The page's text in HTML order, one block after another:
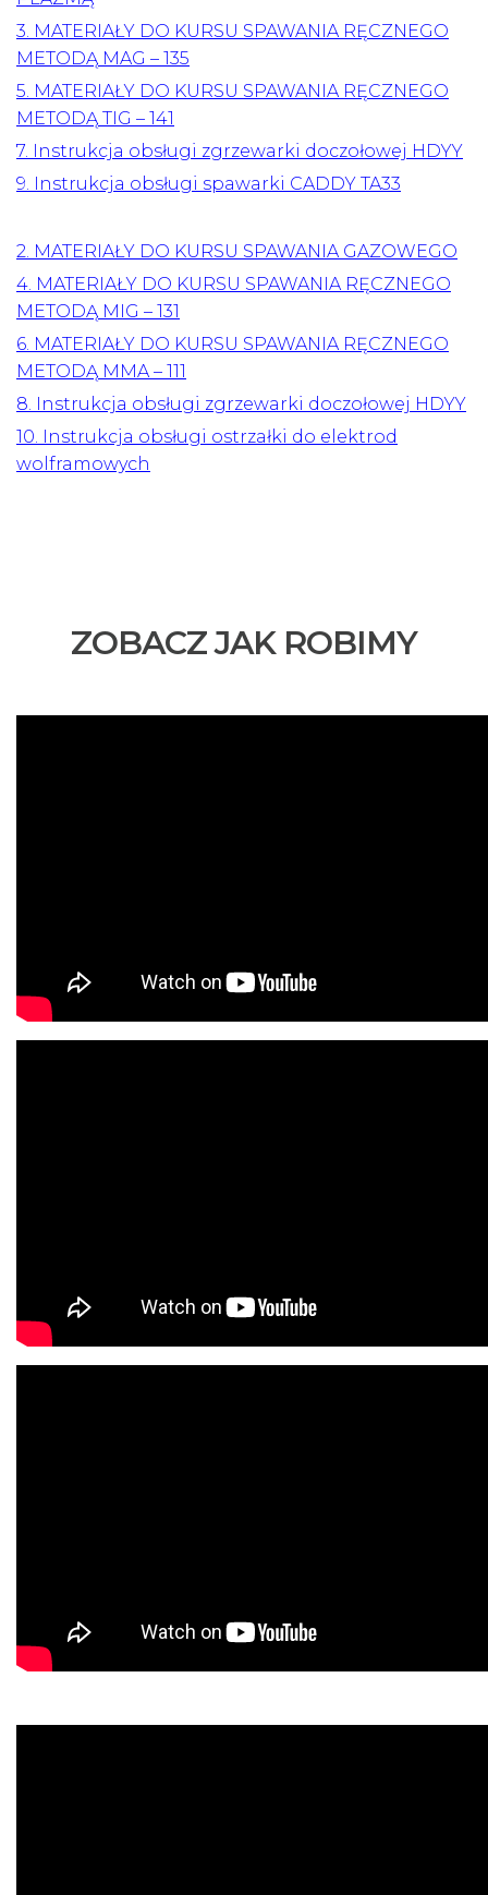
3. MATERIAŁY DO KURSU SPAWANIA RĘCZNEGO
METODĄ MAG – 135
5. MATERIAŁY DO KURSU SPAWANIA RĘCZNEGO
METODĄ TIG – 141
7. Instrukcja obsługi zgrzewarki doczołowej HDYY
9. Instrukcja obsługi spawarki CADDY TA33
2. MATERIAŁY DO KURSU SPAWANIA GAZOWEGO
4. MATERIAŁY DO KURSU SPAWANIA RĘCZNEGO
METODĄ MIG – 131
6. MATERIAŁY DO KURSU SPAWANIA RĘCZNEGO
METODĄ MMA – 111
8. Instrukcja obsługi zgrzewarki doczołowej HDYY
10. Instrukcja obsługi ostrzałki do elektrod
wolframowych
ZOBACZ JAK ROBIMY